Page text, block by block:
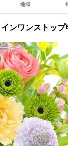
地域
ンワンストップ